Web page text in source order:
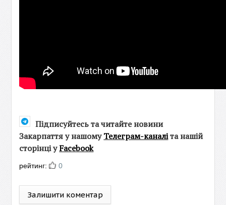
Підписуйтесь та читайте новини
Закарпаття у нашомуТелеграм-каналіта нашій
сторінці уFacebook
рейтинг: 0
Залишити коментар